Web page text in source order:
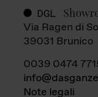
DGL
Via Ragen di
39031 Brunico
0039 0474
Note legali